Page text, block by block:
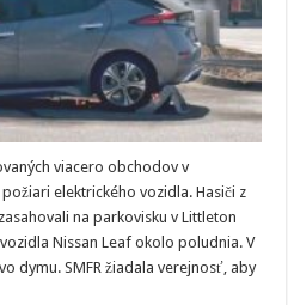
viacero obchodov v
elektrického vozidla. Hasiči z
na parkovisku v Littleton
Nissan Leaf okolo poludnia. V
dymu. SMFR žiadala verejnosť, aby